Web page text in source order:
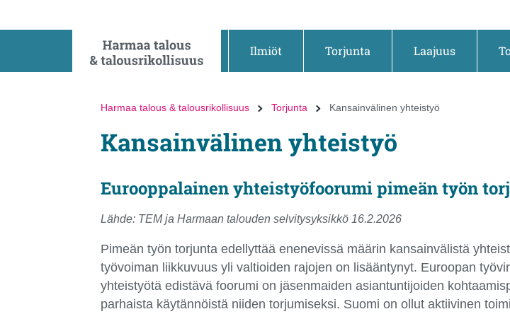
Ilmiöt Torjunta Laajuus
Harmaa talous & talousrikollisuus Torjunta Kansainvälinen yhteistyö
Kansainvälinen yhteistyö
Eurooppalainen yhteistyöfoorumi pimeän työn
Lähde: TEM ja Harmaan talouden selvitysyksikkö 16.2.2026
Pimeän työn torjunta edellyttää enenevissä määrin kansainvälistä
työvoiman liikkuvuus yli valtioiden rajojen on lisääntynyt. Euroopan
yhteistyötä edistävä foorumi on jäsenmaiden asiantuntijoiden
parhaista käytännöistä niiden torjumiseksi. Suomi on ollut aktiivinen